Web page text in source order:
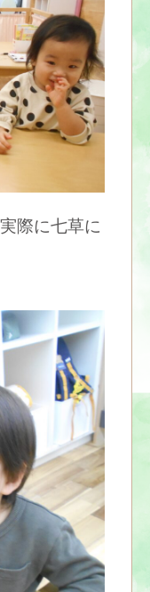
際に七草に